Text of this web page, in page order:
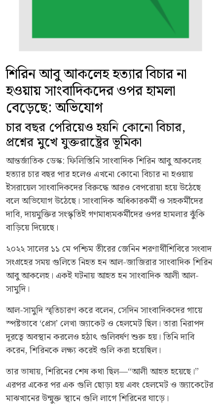
শিরিন আবু আকলেহ হত্যার বিচার না
হওয়ায় সাংবাদিকদের ওপর হামলা
বেড়েছে: অভিযোগ
চার বছর পেরিয়েও হয়নি কোনো বিচার,
প্রশ্নের মুখে যুক্তরাষ্ট্রের ভূমিকা
আন্তর্জাতিক ডেস্ক: ফিলিস্তিনি সাংবাদিক শিরিন আবু আকলেহ
হত্যার চার বছর পার হলেও এখনো কোনো বিচার না হওয়ায়
ইসরায়েল সাংবাদিকদের বিরুদ্ধে আরও বেপরোয়া হয়ে উঠেছে
বলে অভিযোগ উঠেছে। সাংবাদিক অধিকারকর্মী ও সহকর্মীদের
দাবি, দায়মুক্তির সংস্কৃতিই গণমাধ্যমকর্মীদের ওপর হামলার ঝুঁকি
বাড়িয়ে দিয়েছে।
২০২২ সালের ১১ মে পশ্চিম তীরের জেনিন শরণার্থীশিবিরে সংবাদ
সংগ্রহের সময় গুলিতে নিহত হন আল-জাজিরার সাংবাদিক শিরিন
আবু আকলেহ। একই ঘটনায় আহত হন সাংবাদিক আলী আল-
সামুদি।
আল-সামুদি স্মৃতিচারণ করে বলেন, সেদিন সাংবাদিকদের গায়ে
স্পষ্টভাবে ‘প্রেস’ লেখা জ্যাকেট ও হেলমেট ছিল। তারা নিরাপদ
দূরত্বে অবস্থান করলেও হঠাৎ গুলিবর্ষণ শুরু হয়। তিনি দাবি
করেন, শিরিনকে লক্ষ্য করেই গুলি করা হয়েছিল।
তার ভাষায়, শিরিনের শেষ কথা ছিল—“আলী আহত হয়েছে।”
এরপর একের পর এক গুলি ছোড়া হয় এবং হেলমেট ও জ্যাকেটের
মাঝখানের উন্মুক্ত স্থানে গুলি লাগে শিরিনের ঘাড়ে।